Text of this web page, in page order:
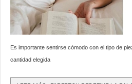
Es importante sentirse cómodo con el tipo de
cantidad elegida